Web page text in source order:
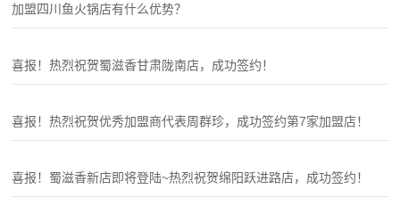
加盟四川鱼火锅店有什么优势？
喜报！热烈祝贺蜀滋香甘肃陇南店，成功签约！
喜报！热烈祝贺优秀加盟商代表周群珍，成功签约第7家加盟店！
喜报！蜀滋香新店即将登陆~热烈祝贺绵阳跃进路店，成功签约！